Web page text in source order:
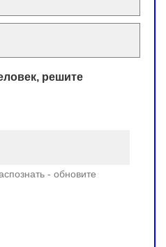
решите
- обновите